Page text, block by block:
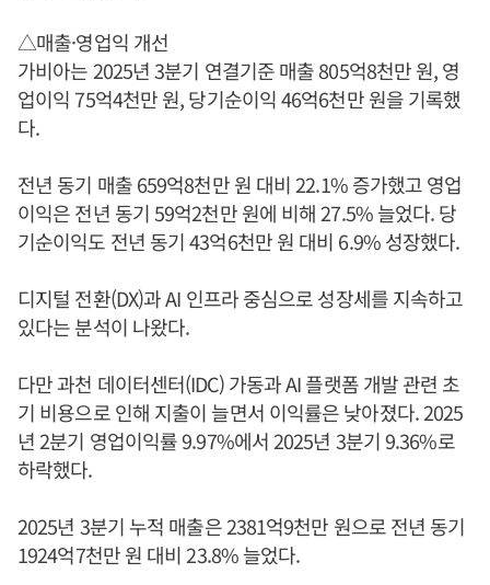
△매출·영업익 개선
가비아는 2025년 3분기 연결기준 매출 805억8천만 원, 영
업이익 75억4천만 원, 당기순이익 46억6천만 원을 기록했
다.
전년 동기 매출 659억8천만 원 대비 22.1% 증가했고 영업
이익은 전년 동기 59억2천만 원에 비해 27.5% 늘었다. 당
기순이익도 전년 동기 43억6천만 원 대비 6.9% 성장했다.
디지털 전환(DX)과 AI 인프라 중심으로 성장세를 지속하고
있다는 분석이 나왔다.
다만 과천 데이터센터(IDC) 가동과 AI 플랫폼 개발 관련 초
기 비용으로 인해 지출이 늘면서 이익률은 낮아졌다. 2025
년 2분기 영업이익률 9.97%에서 2025년 3분기 9.36%로
하락했다.
2025년 3분기 누적 매출은 2381억9천만 원으로 전년 동기
1924억7천만 원 대비 23.8% 늘었다.